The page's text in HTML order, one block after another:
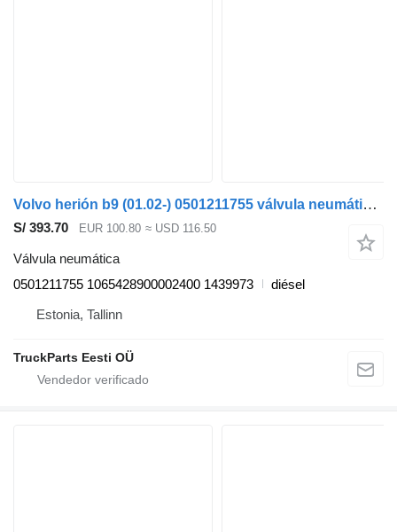
Volvo herión b9 (01.02-) 0501211755 válvula neumática para Volvo B6, B7, B9, B10, B12 bus (1978-2011) autobús
S/ 393.70 EUR 100.80 ≈ USD 116.50
Válvula neumática
0501211755 1065428900002400 1439973
diésel
Estonia, Tallinn
TruckParts Eesti OÜ